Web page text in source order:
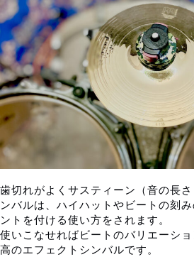
歯切れがよくサスティーン（音の長
ンバルは、ハイハットやビートの刻
ントを付ける使い方をされます。
使いこなせればビートのバリエーシ
高のエフェクトシンバルです。